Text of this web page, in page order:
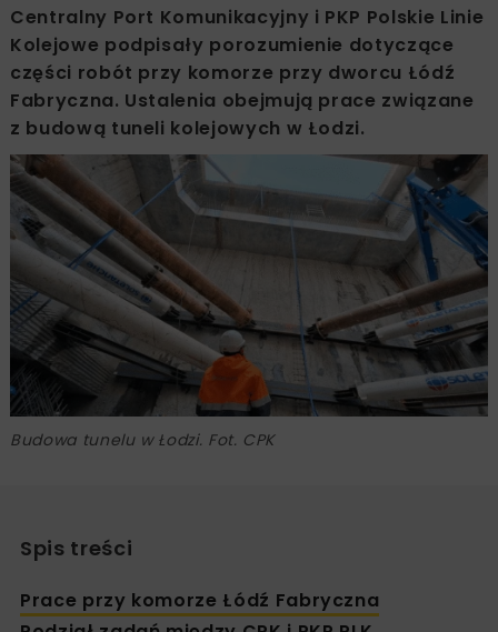
Centralny Port Komunikacyjny i PKP Polskie Linie
Kolejowe podpisały porozumienie dotyczące
części robót przy komorze przy dworcu Łódź
Fabryczna. Ustalenia obejmują prace związane
z budową tuneli kolejowych w Łodzi.
Budowa tunelu w Łodzi. Fot. CPK
Spis treści
Prace przy komorze Łódź Fabryczna